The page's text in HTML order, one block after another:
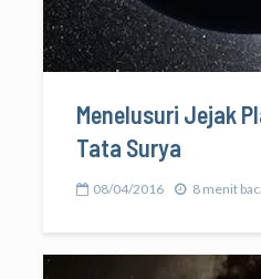
Menelusuri Jejak
Tata Surya
08/04/2016 8 menit